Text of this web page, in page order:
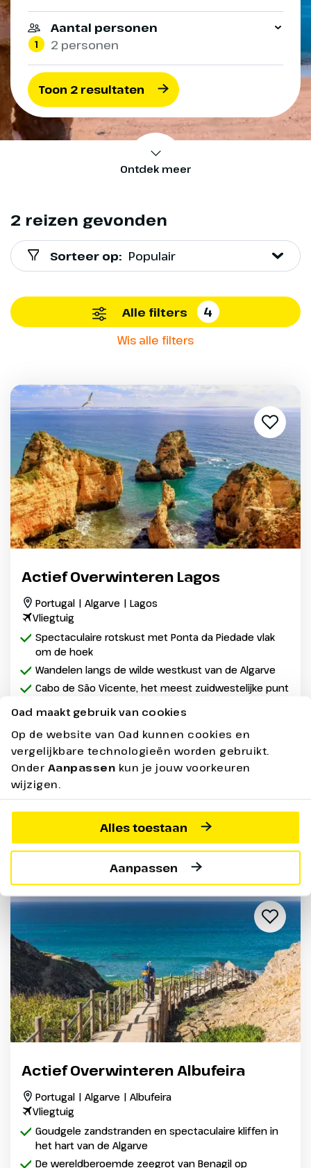
Oad maakt gebruik van cookies
Op de website van Oad kunnen cookies en
vergelijkbare technologieën worden gebruikt.
Onder Aanpassen kun je jouw voorkeuren
wijzigen.
Alles toestaan
Aanpassen
Ontdek meer
Aantal personen
1 2 personen
Toon 2 resultaten
2 reizen gevonden
Sorteer op: Populair
Alle filters 4
Wis alle filters
Actief Overwinteren Lagos
Portugal | Algarve | Lagos
Vliegtuig
Spectaculaire rotskust met Ponta da Piedade vlak
om de hoek
Wandelen langs de wilde westkust van de Algarve
Cabo de São Vicente, het meest zuidwestelijke punt
29 dagen - Logies vanaf
Prijs p.p. incl. alle bijkomende boekingskosten per boeking o.b.v.
Actief Overwinteren Albufeira
Portugal | Algarve | Albufeira
Vliegtuig
Goudgele zandstranden en spectaculaire kliffen in
het hart van de Algarve
De wereldberoemde zeegrot van Benagil op